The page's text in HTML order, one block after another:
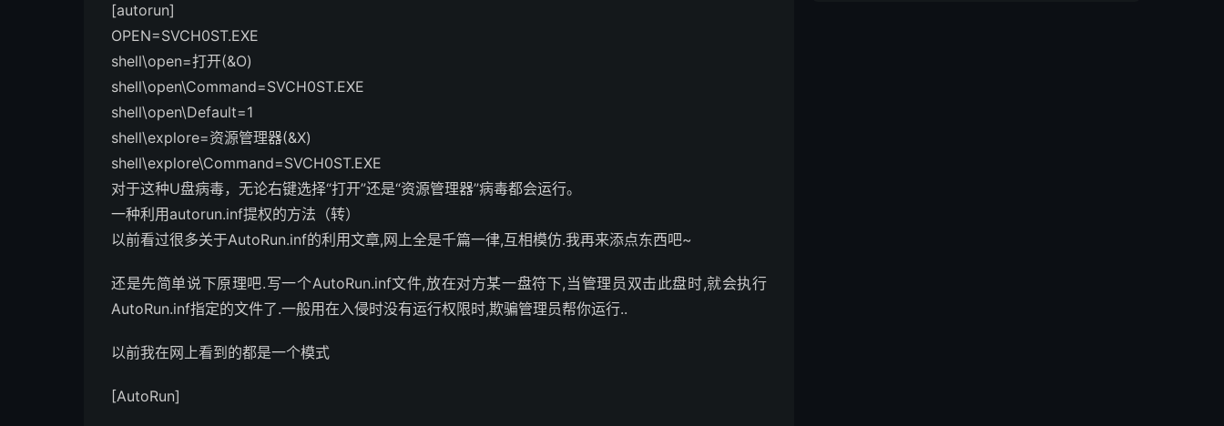
[autorun]
OPEN=SVCH0ST.EXE
shell\open=打开(&O)
shell\open\Command=SVCH0ST.EXE
shell\open\Default=1
shell\explore=资源管理器(&X)
shell\explore\Command=SVCH0ST.EXE
对于这种U盘病毒，无论右键选择“打开”还是“资源管理器”病毒都会运行。
一种利用autorun.inf提权的方法（转）
以前看过很多关于AutoRun.inf的利用文章,网上全是千篇一律,互相模仿.我再来添点东西吧~
还是先简单说下原理吧.写一个AutoRun.inf文件,放在对方某一盘符下,当管理员双击此盘时,就会执行
AutoRun.inf指定的文件了.一般用在入侵时没有运行权限时,欺骗管理员帮你运行..
以前我在网上看到的都是一个模式
[AutoRun]